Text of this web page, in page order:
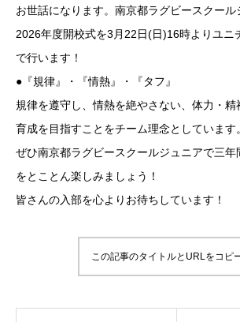
お世話になります。南京都ラグビースクール
2026年度開校式を3月22日(日)16時よりユニ
で行います！
●『規律』・『情熱』・『タフ』
規律を遵守し、情熱を絶やさない、体力・
育成を目指すことをチーム理念としています。
ぜひ南京都ラグビースクールジュニアで三年
をとことん楽しみましょう！
皆さんの入部を心よりお待ちしています！
この記事のタイトルとURLをコピ